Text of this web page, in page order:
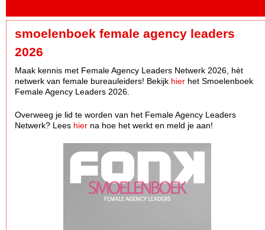
smoelenboek female agency leaders
2026
Maak kennis met Female Agency Leaders Netwerk 2026, hèt
netwerk van female bureauleiders! Bekijk hier het Smoelenboek
Female Agency Leaders 2026.
Overweeg je lid te worden van het Female Agency Leaders
Netwerk? Lees hier na hoe het werkt en meld je aan!